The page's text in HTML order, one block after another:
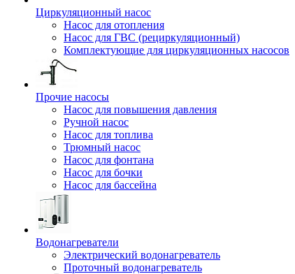
Циркуляционный насос
Насос для отопления
Насос для ГВС (рециркуляционный)
Комплектующие для циркуляционных насосов
Прочие насосы
Насос для повышения давления
Ручной насос
Насос для топлива
Трюмный насос
Насос для фонтана
Насос для бочки
Насос для бассейна
Водонагреватели
Электрический водонагреватель
Проточный водонагреватель